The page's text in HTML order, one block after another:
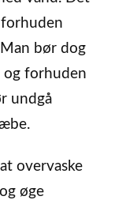
forhuden
bør dog
og forhuden
undgå
overvaske
øge